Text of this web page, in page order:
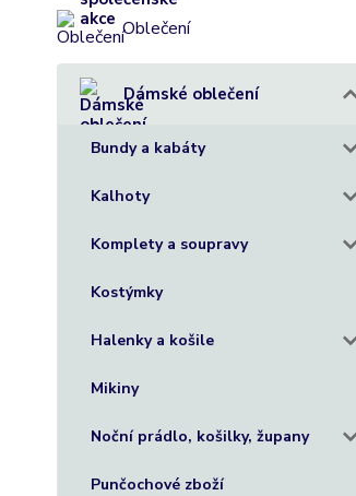
Oblečení
Dámské oblečení
Bundy a kabáty
Kalhoty
Komplety a soupravy
Kostýmky
Halenky a košile
Mikiny
Noční prádlo, košilky, župany
Punčochové zboží